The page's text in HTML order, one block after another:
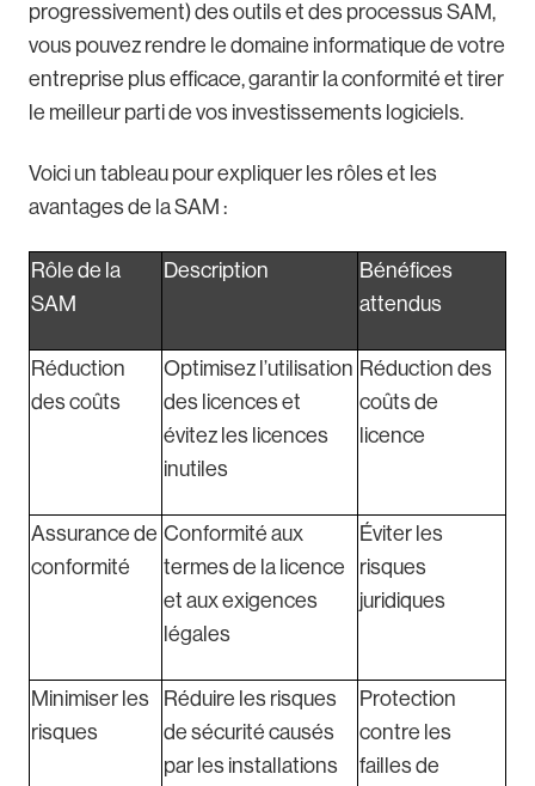
progressivement) des outils et des processus SAM,
vous pouvez rendre le domaine informatique de votre
entreprise plus efficace, garantir la conformité et tirer
le meilleur parti de vos investissements logiciels.
Voici un tableau pour expliquer les rôles et les
avantages de la SAM :
Rôle de la
SAM
Description
Bénéfices
attendus
Réduction
des coûts
Optimisez l’utilisation
des licences et
évitez les licences
inutiles
Réduction des
coûts de
licence
Assurance de
conformité
Conformité aux
termes de la licence
et aux exigences
légales
Éviter les
risques
juridiques
Minimiser les
risques
Réduire les risques
de sécurité causés
par les installations
Protection
contre les
failles de